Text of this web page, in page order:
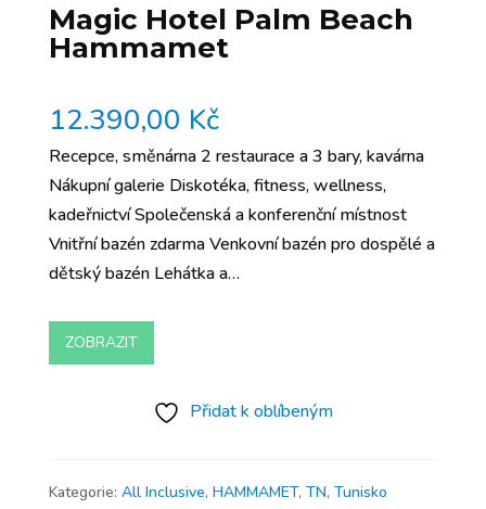
Magic Hotel Palm Beach
Hammamet
12.390,00 Kč
Recepce, směnárna 2 restaurace a 3 bary, kavárna
Nákupní galerie Diskotéka, fitness, wellness,
kadeřnictví Společenská a konferenční místnost
Vnitřní bazén zdarma Venkovní bazén pro dospělé a
dětský bazén Lehátka a…
ZOBRAZIT
Přidat k oblíbeným
Kategorie: All Inclusive, HAMMAMET, TN, Tunisko